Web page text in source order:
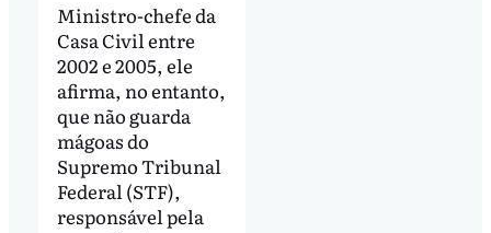
Ministro-chefe da
Casa Civil entre
2002 e 2005, ele
afirma, no entanto,
que não guarda
mágoas do
Supremo Tribunal
Federal (STF),
responsável pela